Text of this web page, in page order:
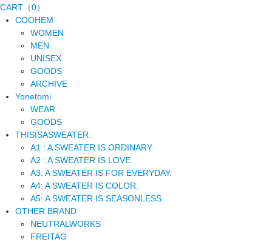
CART（0）
COOHEM
WOMEN
MEN
UNISEX
GOODS
ARCHIVE
Yonetomi
WEAR
GOODS
THISISASWEATER.
A1 : A SWEATER IS ORDINARY.
A2 : A SWEATER IS LOVE.
A3: A SWEATER IS FOR EVERYDAY.
A4: A SWEATER IS COLOR.
A5: A SWEATER IS SEASONLESS.
OTHER BRAND
NEUTRALWORKS
FREITAG